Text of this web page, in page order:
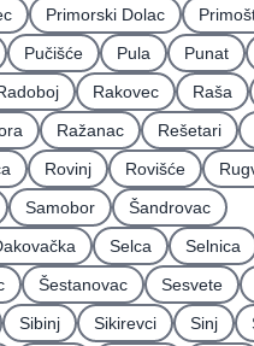
Primorski Dolac
Pučišće Pula Punat
Rakovec Raša
Ražanac Rešetari
Rovinj Rovišće
Samobor
Šandrovac
Selca Selnica
Šestanovac Sesvete
Sibinj Sikirevci Sinj